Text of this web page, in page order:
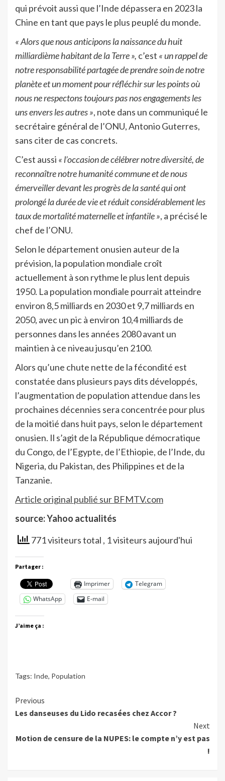
qui prévoit aussi que l’Inde dépassera en 2023 la
Chine en tant que pays le plus peuplé du monde.
« Alors que nous anticipons la naissance du huit
milliardième habitant de la Terre », c’est « un rappel de
notre responsabilité partagée de prendre soin de notre
planète et un moment pour réfléchir sur les points où
nous ne respectons toujours pas nos engagements les
uns envers les autres », note dans un communiqué le
secrétaire général de l’ONU, Antonio Guterres,
sans citer de cas concrets.
C’est aussi « l’occasion de célébrer notre diversité, de
reconnaître notre humanité commune et de nous
émerveiller devant les progrès de la santé qui ont
prolongé la durée de vie et réduit considérablement les
taux de mortalité maternelle et infantile », a précisé le
chef de l’ONU.
Selon le département onusien auteur de la
prévision, la population mondiale croît
actuellement à son rythme le plus lent depuis
1950. La population mondiale pourrait atteindre
environ 8,5 milliards en 2030 et 9,7 milliards en
2050, avec un pic à environ 10,4 milliards de
personnes dans les années 2080 avant un
maintien à ce niveau jusqu’en 2100.
Alors qu’une chute nette de la fécondité est
constatée dans plusieurs pays dits développés,
l’augmentation de population attendue dans les
prochaines décennies sera concentrée pour plus
de la moitié dans huit pays, selon le département
onusien. Il s’agit de la République démocratique
du Congo, de l’Egypte, de l’Ethiopie, de l’Inde, du
Nigeria, du Pakistan, des Philippines et de la
Tanzanie.
Article original publié sur BFMTV.com
source: Yahoo actualités
771 visiteurs total , 1 visiteurs aujourd'hui
Partager :
Imprimer
Telegram
WhatsApp
E-mail
J’aime ça :
Tags: Inde, Population
Continue
Reading
Previous
Les danseuses du Lido recasées chez Accor ?
Next
Motion de censure de la NUPES: le compte n’y est pas
!